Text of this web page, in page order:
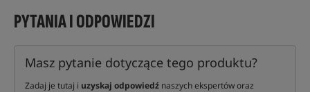
PYTANIA I ODPOWIEDZI
Masz pytanie dotyczące tego produktu?
Zadaj je tutaj i uzyskaj odpowiedź naszych ekspertów oraz